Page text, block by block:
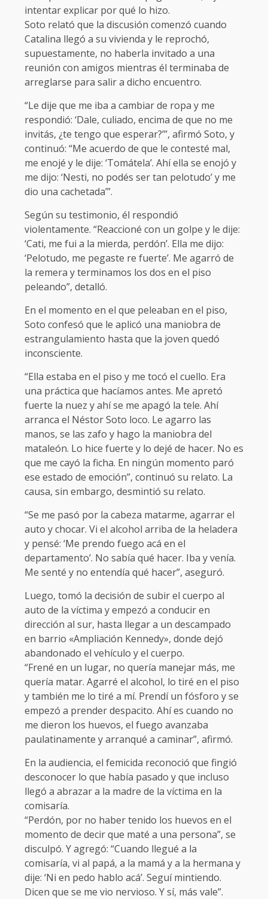
intentar explicar por qué lo hizo.
Soto relató que la discusión comenzó cuando
Catalina llegó a su vivienda y le reprochó,
supuestamente, no haberla invitado a una
reunión con amigos mientras él terminaba de
arreglarse para salir a dicho encuentro.
“Le dije que me iba a cambiar de ropa y me
respondió: ‘Dale, culiado, encima de que no me
invitás, ¿te tengo que esperar?’”, afirmó Soto, y
continuó: “Me acuerdo de que le contesté mal,
me enojé y le dije: ‘Tomátela’. Ahí ella se enojó y
me dijo: ‘Nesti, no podés ser tan pelotudo’ y me
dio una cachetada’”.
Según su testimonio, él respondió
violentamente. “Reaccioné con un golpe y le dije:
‘Cati, me fui a la mierda, perdón’. Ella me dijo:
‘Pelotudo, me pegaste re fuerte’. Me agarró de
la remera y terminamos los dos en el piso
peleando”, detalló.
En el momento en el que peleaban en el piso,
Soto confesó que le aplicó una maniobra de
estrangulamiento hasta que la joven quedó
inconsciente.
“Ella estaba en el piso y me tocó el cuello. Era
una práctica que hacíamos antes. Me apretó
fuerte la nuez y ahí se me apagó la tele. Ahí
arranca el Néstor Soto loco. Le agarro las
manos, se las zafo y hago la maniobra del
mataleón. Lo hice fuerte y lo dejé de hacer. No es
que me cayó la ficha. En ningún momento paró
ese estado de emoción”, continuó su relato. La
causa, sin embargo, desmintió su relato.
“Se me pasó por la cabeza matarme, agarrar el
auto y chocar. Vi el alcohol arriba de la heladera
y pensé: ‘Me prendo fuego acá en el
departamento’. No sabía qué hacer. Iba y venía.
Me senté y no entendía qué hacer”, aseguró.
Luego, tomó la decisión de subir el cuerpo al
auto de la víctima y empezó a conducir en
dirección al sur, hasta llegar a un descampado
en barrio «Ampliación Kennedy», donde dejó
abandonado el vehículo y el cuerpo.
“Frené en un lugar, no quería manejar más, me
quería matar. Agarré el alcohol, lo tiré en el piso
y también me lo tiré a mí. Prendí un fósforo y se
empezó a prender despacito. Ahí es cuando no
me dieron los huevos, el fuego avanzaba
paulatinamente y arranqué a caminar”, afirmó.
En la audiencia, el femicida reconoció que fingió
desconocer lo que había pasado y que incluso
llegó a abrazar a la madre de la víctima en la
comisaría.
“Perdón, por no haber tenido los huevos en el
momento de decir que maté a una persona”, se
disculpó. Y agregó: “Cuando llegué a la
comisaría, vi al papá, a la mamá y a la hermana y
dije: ‘Ni en pedo hablo acá’. Seguí mintiendo.
Dicen que se me vio nervioso. Y sí, más vale”.